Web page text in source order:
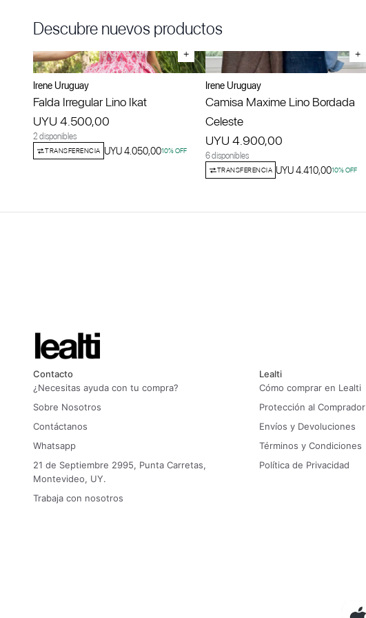
Descubre nuevos productos
+
Irene Uruguay
Falda Irregular Lino Ikat
UYU 4.500,00
2 disponibles
TRANSFERENCIA UYU 4.050,0010% OFF
+
Irene Uruguay
Camisa Maxime Lino Bordada
Celeste
UYU 4.900,00
6 disponibles
TRANSFERENCIA UYU 4.410,0010% OFF
Contacto
¿Necesitas ayuda con tu compra?
Sobre Nosotros
Contáctanos
Whatsapp
21 de Septiembre 2995, Punta Carretas,
Montevideo, UY.
Trabaja con nosotros
Lealti
Cómo comprar en Lealti
Protección al Comprador
Envíos y Devoluciones
Términos y Condiciones
Política de Privacidad